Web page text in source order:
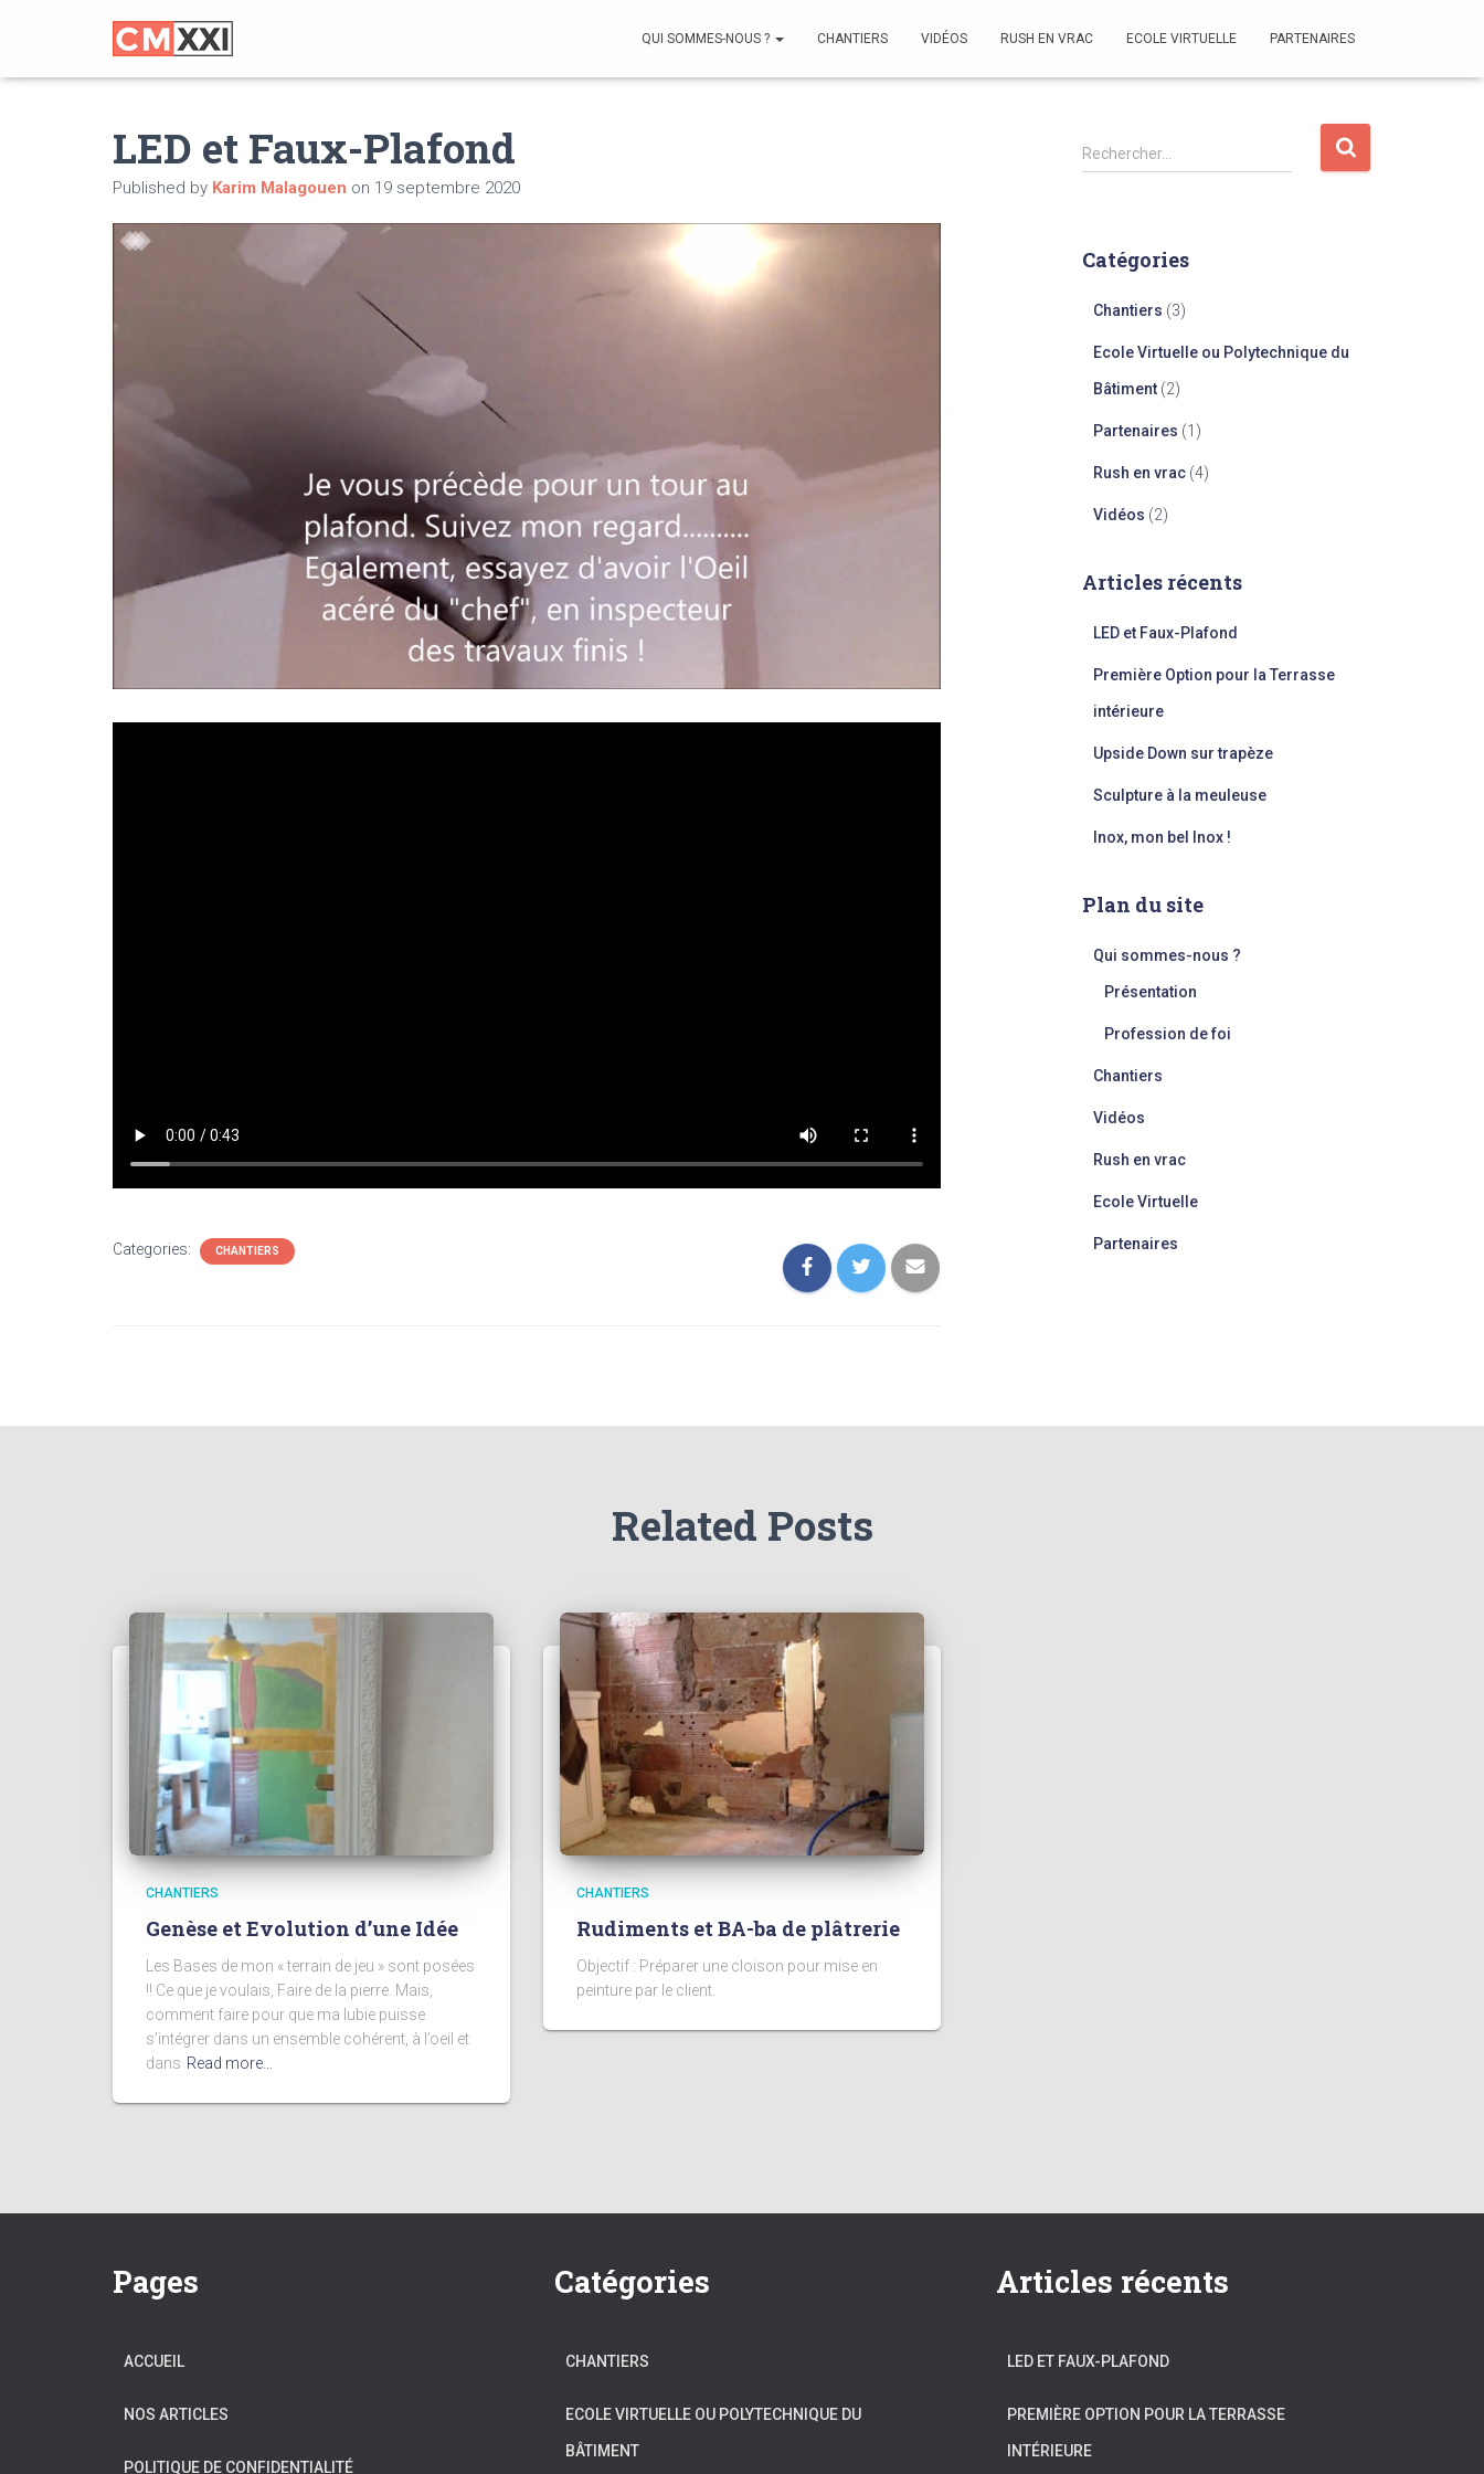
QUI SOMMES-NOUS ? CHANTIERS VIDÉOS RUSH EN VRAC ECOLE VIRTUELLE PARTENAIRES
LED et Faux-Plafond
Published by Karim Malagouen on 19 septembre 2020
Categories: CHANTIERS
R
e
r
Rechercher…
Catégories
Chantiers (3)
Ecole Virtuelle ou Polytechnique du
Bâtiment(2)
Partenaires (1)
Rush en vrac(4)
Vidéos (2)
Articles récents
LED et Faux-Plafond
Première Option pour la Terrasse
intérieure
Upside Down sur trapèze
Sculpture à la meuleuse
Inox, mon bel Inox !
Plan du site
Qui sommes-nous ?
Présentation
Profession de foi
Chantiers
Vidéos
Rush en vrac
Ecole Virtuelle
Partenaires
Related Posts
CHANTIERS
Genèse et Evolution d’une Idée
Les Bases de mon « terrain de jeu » sont posées
!! Ce que je voulais, Faire de la pierre. Mais,
comment faire pour que ma lubie puisse
s’intégrer dans un ensemble cohérent, à l’oeil et
dans Read more…
CHANTIERS
Rudiments et BA-ba de plâtrerie
Objectif : Préparer une cloison pour mise en
peinture par le client.
Pages
ACCUEIL
NOS ARTICLES
POLITIQUE DE CONFIDENTIALITÉ
Catégories
CHANTIERS
ECOLE VIRTUELLE OU POLYTECHNIQUE DU
BÂTIMENT
Articles récents
LED ET FAUX-PLAFOND
PREMIÈRE OPTION POUR LA TERRASSE
INTÉRIEURE